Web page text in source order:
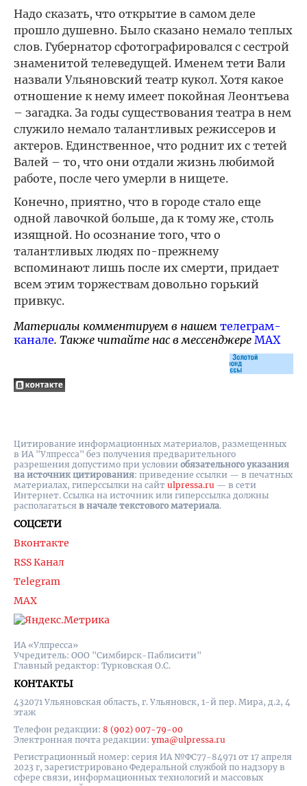
Надо сказать, что открытие в самом деле
прошло душевно. Было сказано немало теплых
слов. Губернатор сфотографировался с сестрой
знаменитой телеведущей. Именем тети Вали
назвали Ульяновский театр кукол. Хотя какое
отношение к нему имеет покойная Леонтьева
– загадка. За годы существования театра в нем
служило немало талантливых режиссеров и
актеров. Единственное, что роднит их с тетей
Валей – то, что они отдали жизнь любимой
работе, после чего умерли в нищете.
Конечно, приятно, что в городе стало еще
одной лавочкой больше, да к тому же, столь
изящной. Но осознание того, что о
талантливых людях по-прежнему
вспоминают лишь после их смерти, придает
всем этим торжествам довольно горький
привкус.
Материалы комментируем в нашем телеграм-
канале. Также читайте нас в мессенджере MAX
ИА «Улпресса»
Учредитель: ООО "Симбирск-Паблисити"
Главный редактор: Турковская О.С.
КОНТАКТЫ
432071 Ульяновская область, г. Ульяновск, 1-й пер. Мира, д.2, 4
этаж
Телефон редакции: 8 (902) 007-79-00
Электронная почта редакции: yma@ulpressa.ru
Регистрационный номер: серия ИА №ФС77-84971 от 17 апреля
2023 г, зарегистрировано Федеральной службой по надзору в
сфере связи, информационных технологий и массовых
СОЦСЕТИ
Вконтакте
RSS Канал
Telegram
MAX
Цитирование информационных материалов, размещенных
в ИА "Улпресса" без получения предварительного
разрешения допустимо при условии обязательного указания
на источник цитирования: приведение ссылки — в печатных
материалах, гиперссылки на cайт ulpressa.ru — в сети
Интернет. Ссылка на источник или гиперссылка должны
располагаться в начале текстового материала.